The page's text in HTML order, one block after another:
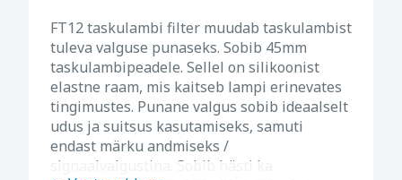
FT12 taskulambi filter muudab taskulambist
tuleva valguse punaseks. Sobib 45mm
taskulambipeadele. Sellel on silikoonist
elastne raam, mis kaitseb lampi erinevates
tingimustes. Punane valgus sobib ideaalselt
udus ja suitsus kasutamiseks, samuti
endast märku andmiseks /
signaalvalgustina. Sobib hästi ka